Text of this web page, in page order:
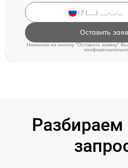
Оставить
Нажимая на кнопку "Оставить заявку"